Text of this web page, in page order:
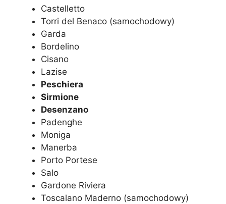
Castelletto
Torri del Benaco (samochodowy)
Garda
Bordelino
Cisano
Lazise
Peschiera
Sirmione
Desenzano
Padenghe
Moniga
Manerba
Porto Portese
Salo
Gardone Riviera
Toscalano Maderno (samochodowy)